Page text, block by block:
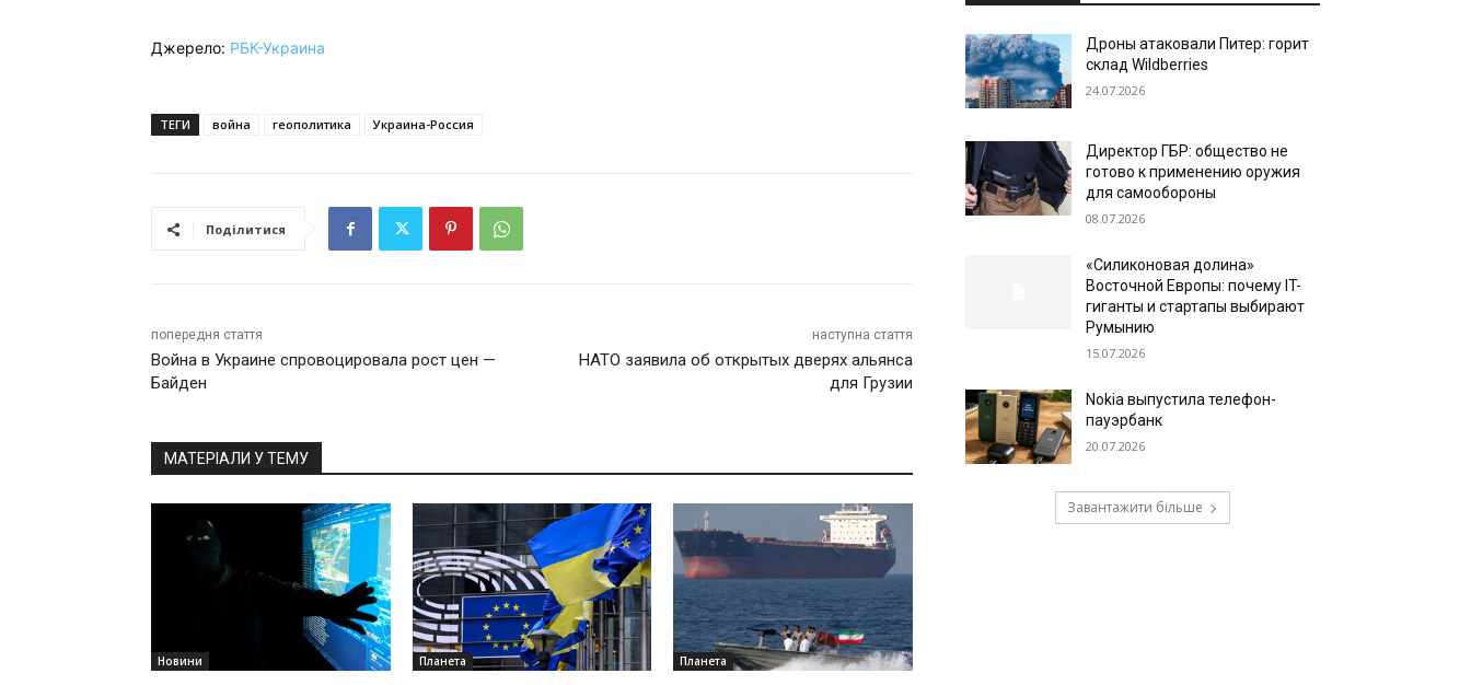
Джерело: РБК-Украина
ТЕГИ война геополитика Украина-Россия
Поділитися
попередня стаття
Война в Украине спровоцировала рост цен —
Байден
наступна стаття
НАТО заявила об открытых дверях альянса
для Грузии
МАТЕРІАЛИ У ТЕМУ
Новини Планета Планета
Дроны атаковали Питер: горит
склад Wildberries
24.07.2026
Директор ГБР: общество не
готово к применению оружия
для самообороны
08.07.2026
«Силиконовая долина»
Восточной Европы: почему IT-
гиганты и стартапы выбирают
Румынию
15.07.2026
Nokia выпустила телефон-
пауэрбанк
20.07.2026
Завантажити більше